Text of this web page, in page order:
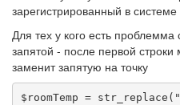
зарегистрированный в системе
Для тех у кого есть
запятой - после первой строки
заменит запятую на точку
$roomTemp =